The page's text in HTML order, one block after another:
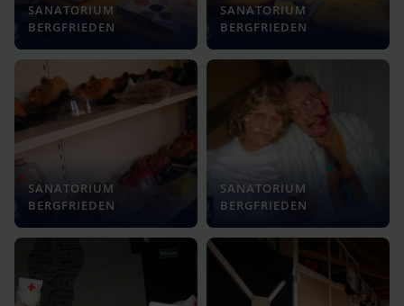
SANATORIUM
BERGFRIEDEN
SANATORIUM
BERGFRIEDEN
SANATORIUM
BERGFRIEDEN
SANATORIUM
BERGFRIEDEN